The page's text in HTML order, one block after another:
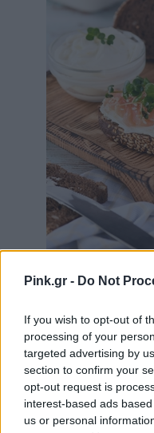
Pink.gr - Do Not
If you wish to opt-out of
processing of your
targeted advertising by
section to confirm your
opt-out request is
interest-based ads
us or personal
Photo by